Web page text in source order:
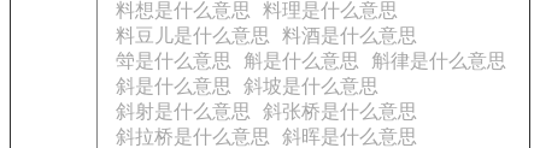
料想是什么意思
料理是什么意思
料豆儿是什么意思
料酒是什么意思
斚是什么意思
斛是什么意思
斛律是什么意思
斜是什么意思
斜坡是什么意思
斜射是什么意思
斜张桥是什么意思
斜拉桥是什么意思
斜晖是什么意思